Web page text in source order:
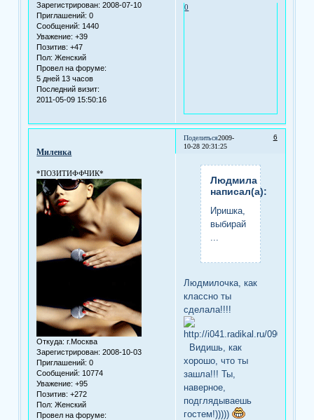
Зарегистрирован: 2008-07-10
Приглашений: 0
Сообщений: 1440
Уважение: +39
Позитив: +47
Пол: Женский
Провел на форуме:
5 дней 13 часов
Последний визит:
2011-05-09 15:50:16
0
Поделиться 6
2009-
10-28 20:31:25
Миленка
*ПОЗИТИФФЧИК*
Откуда: г.Москва
Зарегистрирован: 2008-10-03
Приглашений: 0
Сообщений: 10774
Уважение: +95
Позитив: +272
Пол: Женский
Провел на форуме:
Людмила
написал(а):
Иришка,
выбирай
...
Людмилочка, как
классно ты
сделала!!!!
Видишь, как
хорошо, что ты
зашла!!! Ты,
наверное,
подглядываешь
гостем!)))))